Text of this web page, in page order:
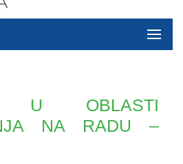
U OBLASTI
NA RADU –